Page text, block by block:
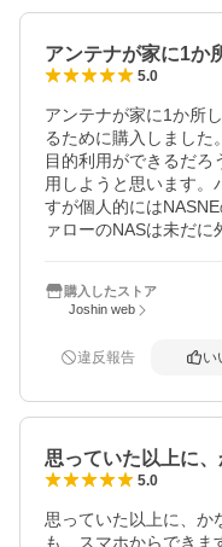
アンテナが家に1か
5.0
アンテナが家に1か所
るために購入しました
目的利用ができるだろ
用しようと思います。
すが個人的には
ァローのNASは未だに
購入したストア
Joshin web
違反報告 い
思っていた以上に
5.0
思っていた以上に、か
も、スマホからできま